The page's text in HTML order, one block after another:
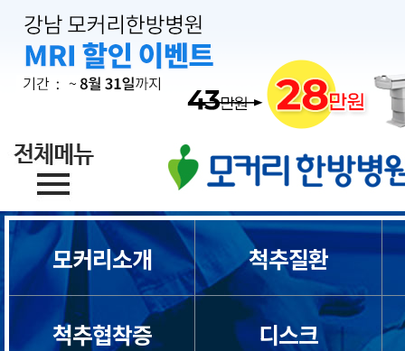
모커리소개 척추질환
척추협착증 디스크
목통증
일자목/거북목
척수증